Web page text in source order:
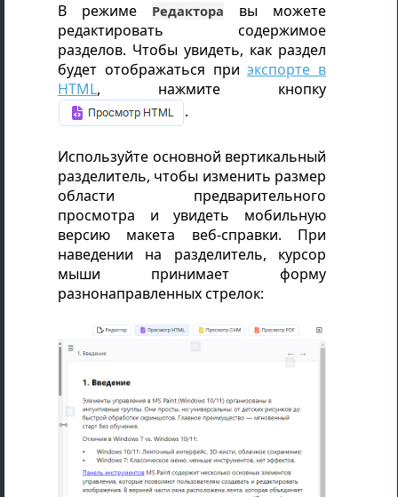
В режиме Редактора вы можете
редактировать содержимое
разделов. Чтобы увидеть, как раздел
будет отображаться приэкспорте в
HTML, нажмите кнопку
.
Используйте основной вертикальный
разделитель, чтобы изменить размер
области предварительного
просмотра и увидеть мобильную
версию макета веб-справки. При
наведении на разделитель, курсор
мыши принимает форму
разнонаправленных стрелок: